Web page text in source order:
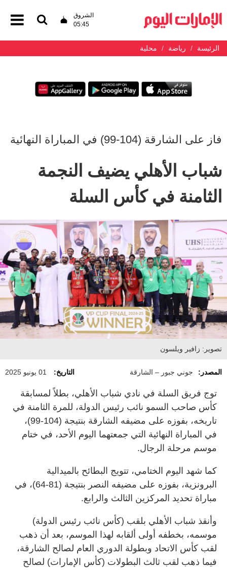
الشروق
05:45
الرئيسة رياضة محلية
فاز على الشارقة (104-99) في المباراة النهائية
شباب الأهلي يضيف النجمة
الثامنة في كأس السلة
تصوير: زافير ويلسون
المصدر: جوني جبور – الشارقة التاريخ: 01 يونيو 2025
توج فريق السلة في نادي شباب الأهلي، بطلاً لمسابقة
كأس صاحب السمو نائب رئيس الدولة، للمرة الثامنة في
تاريخه، بفوزه على مضيفه الشارقة بنتيجة (104-99)،
في المباراة النهائية التي جمعتهما اليوم الأحد، في ختام
موسم مرحلة الرجال.
كما شهد اليوم الختامي، تتويج البطائح بالميدالية
البرونزية، بفوزه على مضيفه النصر بنتيجة (81-64)، في
مباراة تحديد المركزين الثالث والرابع.
وأنقذ شباب الأهلي بلقب (كأس نائب رئيس الدولة)
موسمه، بخطفه أولى ألقابه لهذا الموسم، بعد أن ذهب
لقب كأس الاتحاد وبطولة الدوري العام لصالح الشارقة،
فيما ذهب لقب ثالث البطولات (كأس الإمارات) لصالح